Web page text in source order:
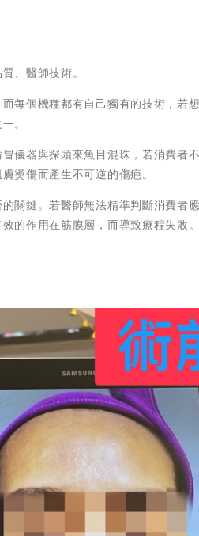
、醫師技術。
每個機種都有自己獨有的技術，若
。
儀器與探頭來魚目混珠，若消費者
燙傷而產生不可逆的傷疤。
關鍵。若醫師無法精準判斷消費者
的作用在筋膜層，而導致療程失敗。